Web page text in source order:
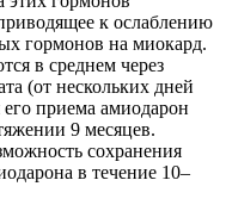
к ослаблению
гормонов на миокард.
в среднем через
(от нескольких дней
приема амиодарон
9 месяцев.
сохранения
в течение 10–